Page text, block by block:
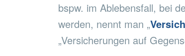
bspw. im Ablebensfall, bei
werden, nennt man „
„Versicherungen auf